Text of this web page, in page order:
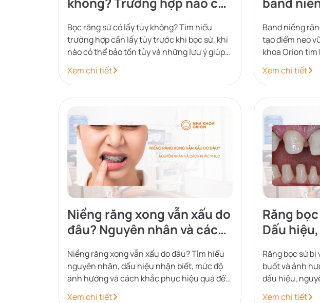
Bọc răng sứ có lấy tủy không? Tìm hiểu
trường hợp cần lấy tủy trước khi bọc sứ, khi
nào có thể bảo tồn tủy và những lưu ý giúp
phục hình răng an toàn.
Xem chi tiết
Band niềng
tạo điểm neo
khoa Orion
những lưu ý
Xem chi tiết
Niềng răng xong vẫn xấu do
đâu? Nguyên nhân và cách
khắc phục
Niềng răng xong vẫn xấu do đâu? Tìm hiểu
nguyên nhân, dấu hiệu nhận biết, mức độ
ảnh hưởng và cách khắc phục hiệu quả để
cải thiện kết quả chỉnh nha.
Xem chi tiết
Răng
Dấu
Răng bọc sứ
buốt và ảnh
dấu hiệu,
phòng ngừa
Xem chi tiết